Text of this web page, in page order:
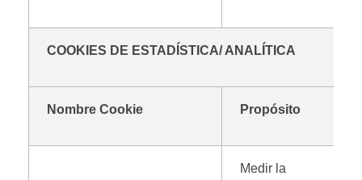
COOKIES DE ESTADÍSTICA/ ANALÍTICA
Nombre Cookie Propósito
Medir la